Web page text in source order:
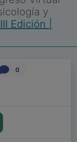
y
Edición |
0